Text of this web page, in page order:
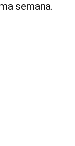
semana.